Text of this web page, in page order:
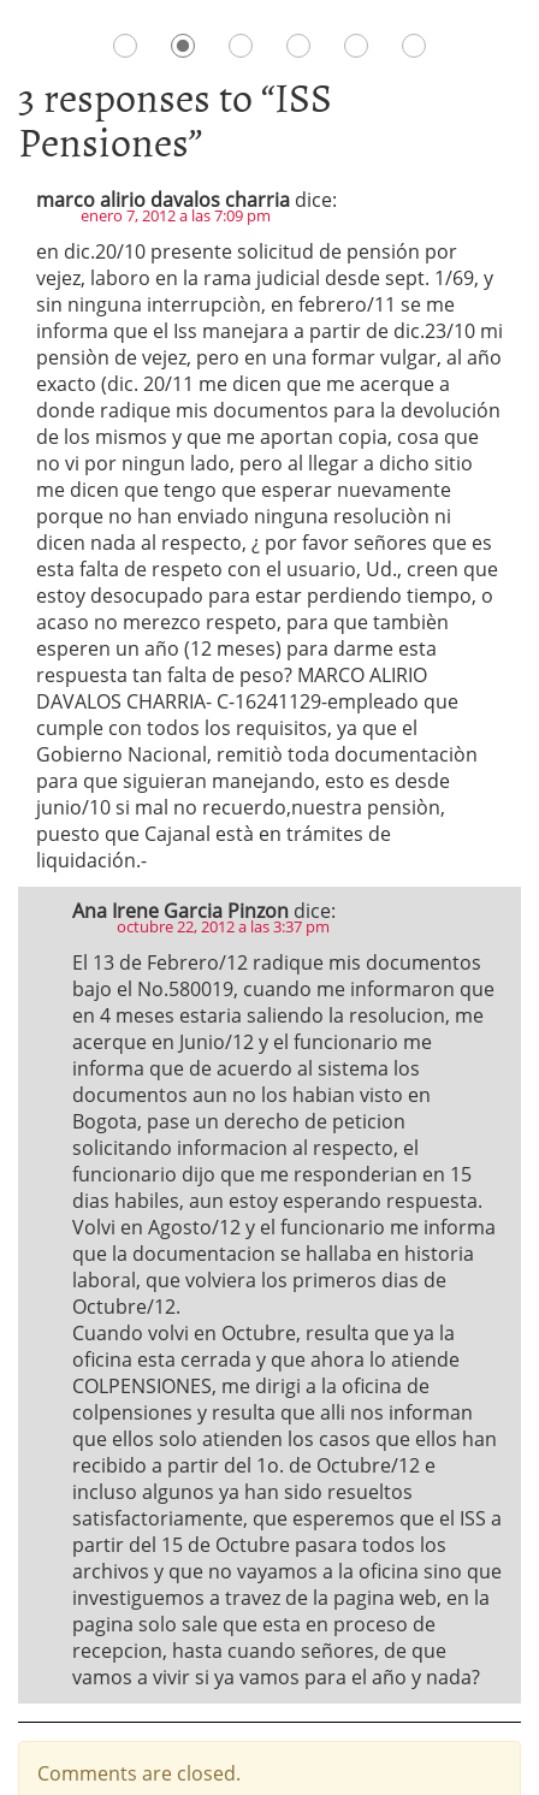
3 responses to “ISS
Pensiones”
marco alirio davalos charria dice:
enero 7, 2012 a las 7:09 pm
en dic.20/10 presente solicitud de pensión por
vejez, laboro en la rama judicial desde sept. 1/69, y
sin ninguna interrupciòn, en febrero/11 se me
informa que el Iss manejara a partir de dic.23/10 mi
pensiòn de vejez, pero en una formar vulgar, al año
exacto (dic. 20/11 me dicen que me acerque a
donde radique mis documentos para la devolución
de los mismos y que me aportan copia, cosa que
no vi por ningun lado, pero al llegar a dicho sitio
me dicen que tengo que esperar nuevamente
porque no han enviado ninguna resoluciòn ni
dicen nada al respecto, ¿ por favor señores que es
esta falta de respeto con el usuario, Ud., creen que
estoy desocupado para estar perdiendo tiempo, o
acaso no merezco respeto, para que tambièn
esperen un año (12 meses) para darme esta
respuesta tan falta de peso? MARCO ALIRIO
DAVALOS CHARRIA- C-16241129-empleado que
cumple con todos los requisitos, ya que el
Gobierno Nacional, remitiò toda documentaciòn
para que siguieran manejando, esto es desde
junio/10 si mal no recuerdo,nuestra pensiòn,
puesto que Cajanal està en trámites de
liquidación.-
Ana Irene Garcia Pinzon dice:
octubre 22, 2012 a las 3:37 pm
El 13 de Febrero/12 radique mis documentos
bajo el No.580019, cuando me informaron que
en 4 meses estaria saliendo la resolucion, me
acerque en Junio/12 y el funcionario me
informa que de acuerdo al sistema los
documentos aun no los habian visto en
Bogota, pase un derecho de peticion
solicitando informacion al respecto, el
funcionario dijo que me responderian en 15
dias habiles, aun estoy esperando respuesta.
Volvi en Agosto/12 y el funcionario me informa
que la documentacion se hallaba en historia
laboral, que volviera los primeros dias de
Octubre/12.
Cuando volvi en Octubre, resulta que ya la
oficina esta cerrada y que ahora lo atiende
COLPENSIONES, me dirigi a la oficina de
colpensiones y resulta que alli nos informan
que ellos solo atienden los casos que ellos han
recibido a partir del 1o. de Octubre/12 e
incluso algunos ya han sido resueltos
satisfactoriamente, que esperemos que el ISS a
partir del 15 de Octubre pasara todos los
archivos y que no vayamos a la oficina sino que
investiguemos a travez de la pagina web, en la
pagina solo sale que esta en proceso de
recepcion, hasta cuando señores, de que
vamos a vivir si ya vamos para el año y nada?
Comments are closed.